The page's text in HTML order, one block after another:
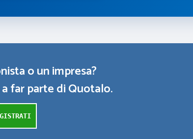
o un impresa?
far parte di Quotalo.